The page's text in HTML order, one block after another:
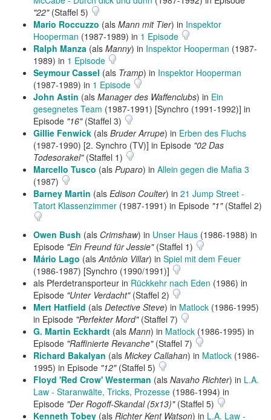
"22"(Staffel 5)
Mario Roccuzzo (als Mann mit Tier) in Inspektor
Hooperman (1987-1989) in 1 Episode
Ralph Manza (als Manny) in Inspektor Hooperman (1987-
1989) in 1 Episode
Seymour Cassel (als Tramp) in Inspektor Hooperman
(1987-1989) in 1 Episode
John Astin (als Manager des Waffenclubs) in Ein
gesegnetes Team (1987-1991) [Synchro (1991-1992)] in
Episode "16"(Staffel 3)
Gillie Fenwick (als Bruder Arrupe) in Erben des Fluchs
(1987-1990) [2. Synchro (TV)] in Episode "02 Das
Todesorakel"(Staffel 1)
Marcello Tusco (als Puparo) in Allein gegen die Mafia 3
(1987)
Barney Martin (als Edison Coulter) in 21 Jump Street -
Tatort Klassenzimmer (1987-1991) in Episode "1"(Staffel 2)
Owen Bush (als Crimshaw) in Unser Haus (1986-1988) in
Episode "Ein Freund für Jessie"(Staffel 1)
Mário Lago (alsAntônio Villar) in Spiel mit dem Feuer
(1986-1987) [Synchro (1990/1991)]
als Pferdetransporteur in Rückkehr nach Eden (1986) in
Episode "Unter Verdacht"(Staffel 2)
Mert Hatfield (als Detective Steve) in Matlock (1986-1995)
in Episode "Perfekter Mord"(Staffel 7)
G. Martin Eckhardt (als Mann) in Matlock (1986-1995) in
Episode "Raffinierte Revanche"(Staffel 7)
Richard Bakalyan (als Mickey Callahan) in Matlock (1986-
1995) in Episode "12"(Staffel 5)
Floyd 'Red Crow' Westerman (als Navaho Richter) in L.A.
Law - Staranwälte, Tricks, Prozesse (1986-1994) in
Episode "Der Rogoff-Skandal (5x13)"(Staffel 5)
Kenneth Tobey (als Richter Kent Watson) in L.A. Law -